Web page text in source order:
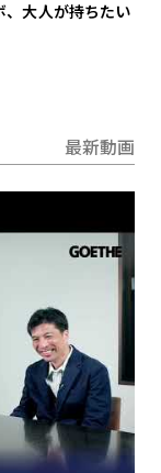
、大人が持ちたい
最新動画